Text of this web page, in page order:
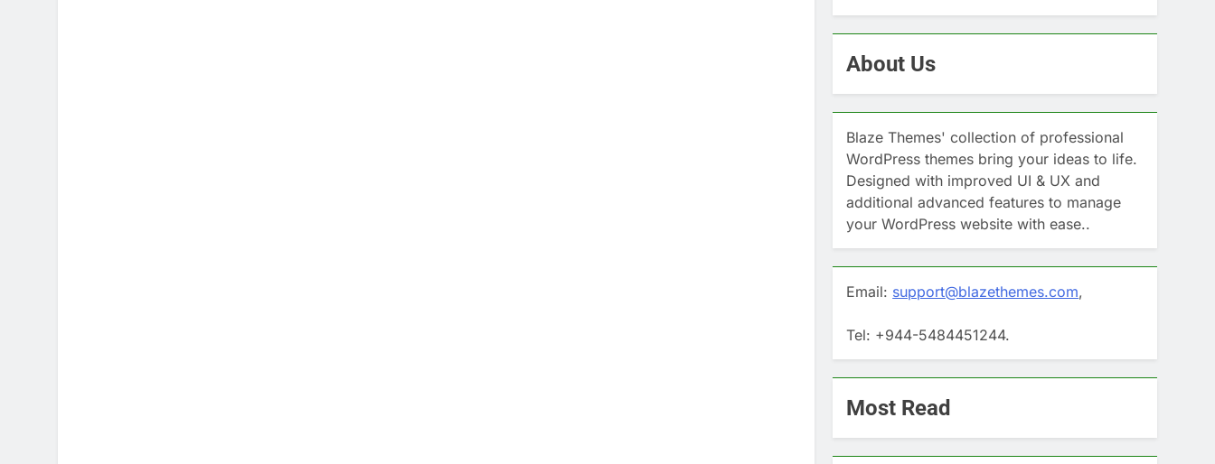
About Us
Blaze Themes' collection of professional
WordPress themes bring your ideas to life.
Designed with improved UI & UX and
additional advanced features to manage
your WordPress website with ease..
Email: support@blazethemes.com,
Tel: +944-5484451244.
Most Read